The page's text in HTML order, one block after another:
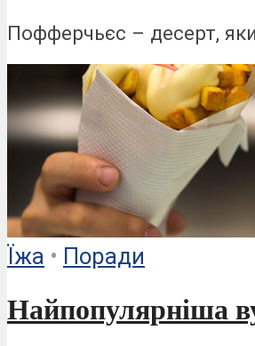
Пофферчьєс – десерт,
Ïжа • Поради
Найпопулярніша